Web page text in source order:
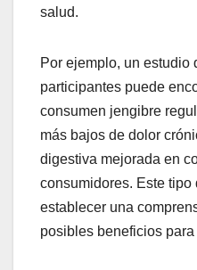
salud.
Por ejemplo, un estudio
participantes puede
consumen jengibre
más bajos de dolor
digestiva mejorada en
consumidores. Este
establecer una
posibles beneficios